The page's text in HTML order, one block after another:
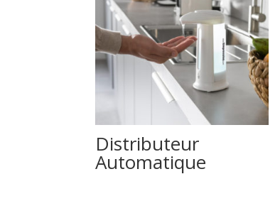
Distributeur
Automatique